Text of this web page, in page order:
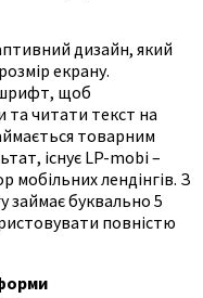
дизайн, який
екрану.
шрифт, щоб
та читати текст на
товарним
існує LP-mobi –
лендінгів. З
займає буквально 5
повністю